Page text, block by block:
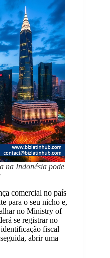
na Indonésia pode
comercial no país
para o seu nicho e,
no Ministry of
se registrar no
fiscal
abrir uma